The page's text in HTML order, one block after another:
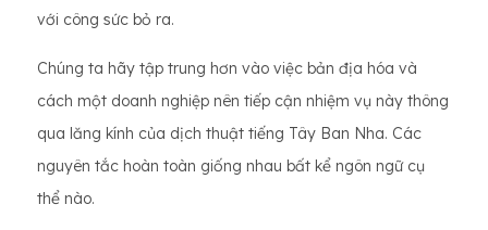
với công sức bỏ ra.
Chúng ta hãy tập trung hơn vào việc bản địa hóa và
cách một doanh nghiệp nên tiếp cận nhiệm vụ này thông
qua lăng kính của dịch thuật tiếng Tây Ban Nha. Các
nguyên tắc hoàn toàn giống nhau bất kể ngôn ngữ cụ
thể nào.